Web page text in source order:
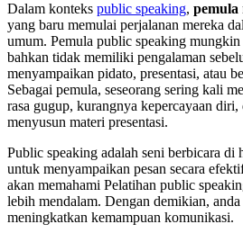
Dalam konteks public speaking, pemula
yang baru memulai perjalanan mereka
umum. Pemula public speaking
bahkan tidak memiliki pengalaman
menyampaikan pidato, presentasi, atau
Sebagai pemula, seseorang sering kali
rasa gugup, kurangnya kepercayaan
menyusun materi presentasi.
Public speaking adalah seni berbicara di
untuk menyampaikan pesan secara
akan memahami Pelatihan public
lebih mendalam. Dengan demikian,
meningkatkan kemampuan komunikasi.